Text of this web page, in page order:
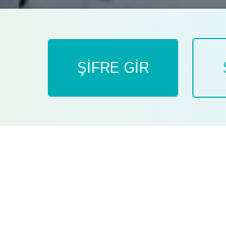
tarafından
ŞİFRE GİR